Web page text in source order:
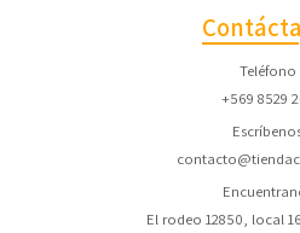
Teléfono
+569 8529
El rodeo 12850, local